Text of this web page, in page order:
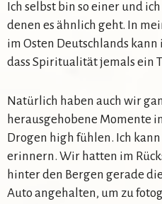
Ich selbst bin so einer und
denen es ähnlich geht. In
im Osten Deutschlands
dass Spiritualität jemals ein
Natürlich haben auch wir
herausgehobene Momente
Drogen high fühlen. Ich
erinnern. Wir hatten im
hinter den Bergen gerade
Auto angehalten, um zu